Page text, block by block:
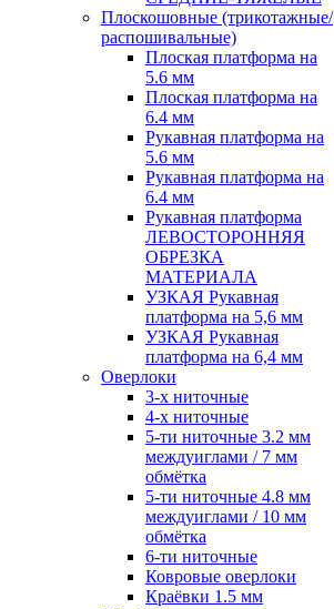
Плоскошовные (трикотажные/
распошивальные)
Плоская платформа на
5.6 мм
Плоская платформа на
6.4 мм
Рукавная платформа на
5.6 мм
Рукавная платформа на
6.4 мм
Рукавная платформа
ЛЕВОСТОРОННЯЯ
ОБРЕЗКА
МАТЕРИАЛА
УЗКАЯ Рукавная
платформа на 5,6 мм
УЗКАЯ Рукавная
платформа на 6,4 мм
Оверлоки
3-х ниточные
4-х ниточные
5-ти ниточные 3.2 мм
междуиглами / 7 мм
обмётка
5-ти ниточные 4.8 мм
междуиглами / 10 мм
обмётка
6-ти ниточные
Ковровые оверлоки
Краёвки 1.5 мм